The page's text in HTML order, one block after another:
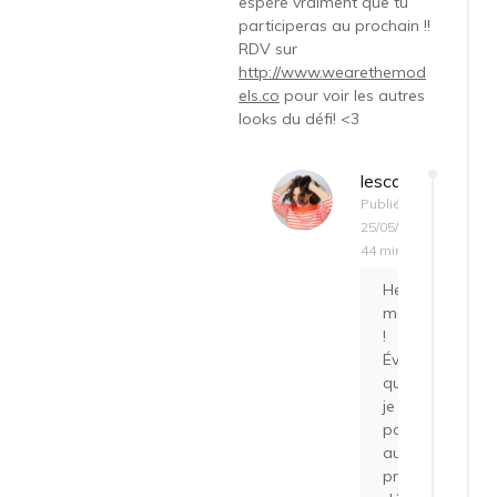
participeras au prochain !!
RDV sur
http://www.wearethemod
els.co pour voir les autres
looks du défi! <3
lescapricesdiris
Publié le
25/05/2016 à 12 h
44 min
Hello,
merci
!
Évidemment
que
je
participerai
au
prochain,